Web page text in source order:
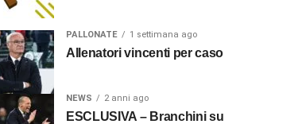
PALLONATE 1 settimana ago
Allenatori vincenti per caso
NEWS 2 anni ago
ESCLUSIVA – Branchini su